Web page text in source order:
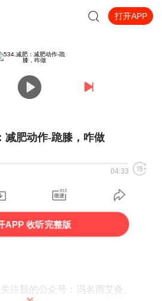
打开APP
减肥动作-跪膝，咋做
04:33
APP 收听完整版
注我的公众号：冯名雨艾灸。